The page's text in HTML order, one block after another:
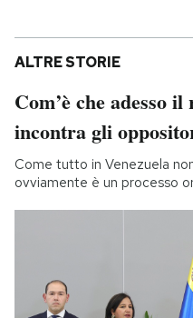
ALTRE STORIE
Com’è che adesso
incontra gli
Come tutto in Venezuela
ovviamente è un processo